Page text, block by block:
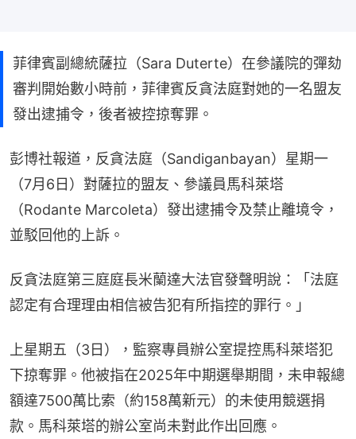
菲律賓副總統薩拉（Sara Duterte）在參議院的彈劾
審判開始數小時前，菲律賓反貪法庭對她的一名盟友
發出逮捕令，後者被控掠奪罪。
彭博社報道，反貪法庭（Sandiganbayan）星期一
（7月6日）對薩拉的盟友、參議員馬科萊塔
（Rodante Marcoleta）發出逮捕令及禁止離境令，
並駁回他的上訴。
反貪法庭第三庭庭長米蘭達大法官發聲明說：「法庭
認定有合理理由相信被告犯有所指控的罪行。」
上星期五（3日），監察專員辦公室提控馬科萊塔犯
下掠奪罪。他被指在2025年中期選舉期間，未申報總
額達7500萬比索（約158萬新元）的未使用競選捐
款。馬科萊塔的辦公室尚未對此作出回應。